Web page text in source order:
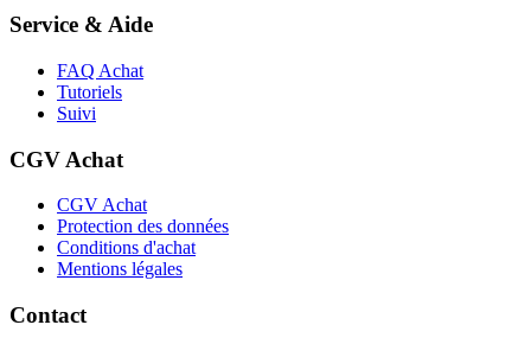
Service & Aide
FAQ Achat
Tutoriels
Suivi
CGV Achat
CGV Achat
Protection des données
Conditions d'achat
Mentions légales
Contact